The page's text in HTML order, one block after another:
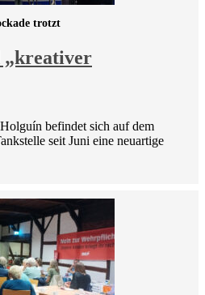
„kreativer
trotzt
befindet sich auf dem
seit Juni eine neuartige